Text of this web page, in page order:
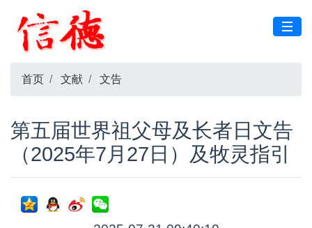
首页 文献 文告
第五届世界祖父母及长者日文告
（2025年7月27日）及牧灵指引